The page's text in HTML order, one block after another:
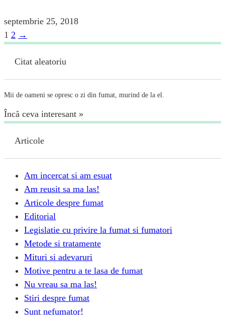
septembrie 25, 2018
Paginație
articole
Page
1 Page
2 →
Citat aleatoriu
Mii de oameni se opresc o zi din fumat, murind de la el.
Încă ceva interesant »
Articole
Am incercat si am esuat
Am reusit sa ma las!
Articole despre fumat
Editorial
Legislatie cu privire la fumat si fumatori
Metode si tratamente
Mituri si adevaruri
Motive pentru a te lasa de fumat
Nu vreau sa ma las!
Stiri despre fumat
Sunt nefumator!